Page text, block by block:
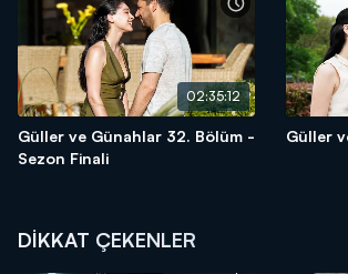
02:35:12
Güller ve Günahlar 32. Bölüm -
Sezon Finali
Güller
DİKKAT ÇEKENLER